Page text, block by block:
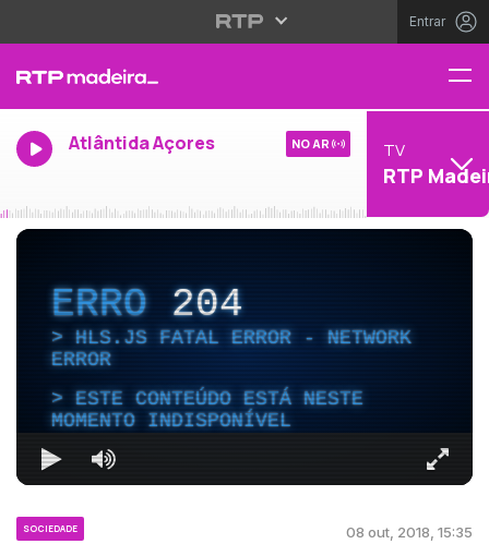
Entrar
Atlântida Açores NO AR TV
RTP
ERRO204
HLS.JS FATAL ERROR - NETWORK
ERROR
ESTE CONTEÚDO ESTÁ NESTE
MOMENTO INDISPONÍVEL
SOCIEDADE 08 out, 2018, 15:35